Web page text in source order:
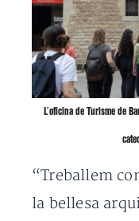
L’oficina de Turisme de
“Treballem
la bellesa